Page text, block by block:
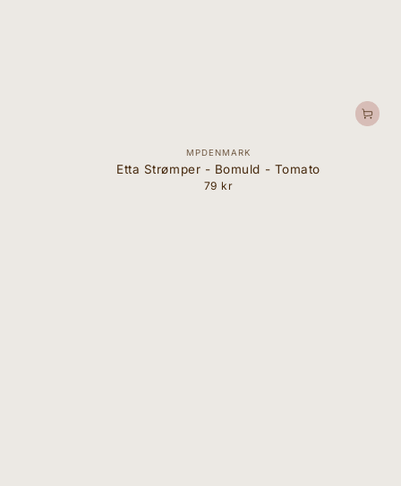
Forhandler:
MPDENMARK
Etta Strømper - Bomuld - Tomato
Normal
79 kr